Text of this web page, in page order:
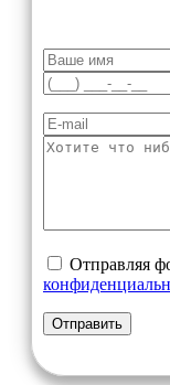
Отправляя